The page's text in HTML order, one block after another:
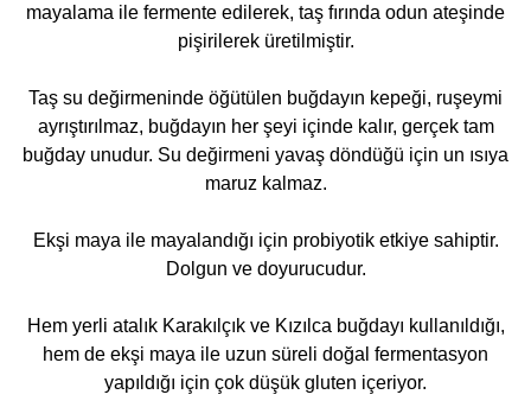
mayalama ile fermente edilerek, taş fırında odun ateşinde
pişirilerek üretilmiştir.
Taş su değirmeninde öğütülen buğdayın kepeği, ruşeymi
ayrıştırılmaz, buğdayın her şeyi içinde kalır, gerçek tam
buğday unudur. Su değirmeni yavaş döndüğü için un ısıya
maruz kalmaz.
Ekşi maya ile mayalandığı için probiyotik etkiye sahiptir.
Dolgun ve doyurucudur.
Hem yerli atalık Karakılçık ve Kızılca buğdayı kullanıldığı,
hem de ekşi maya ile uzun süreli doğal fermentasyon
yapıldığı için çok düşük gluten içeriyor.